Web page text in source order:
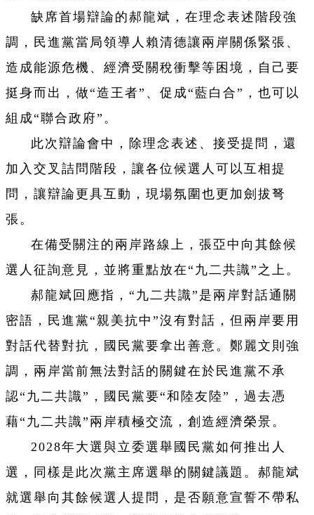
缺席首場辯論的郝龍斌，在理念表述階段強
調，民進黨當局領導人賴清德讓兩岸關係緊張、
造成能源危機、經濟受關稅衝擊等困境，自己要
挺身而出，做“造王者”、促成“藍白合”，也可以
組成“聯合政府”。
此次辯論會中，除理念表述、接受提問，還
加入交叉詰問階段，讓各位候選人可以互相提
問，讓辯論更具互動，現場氛圍也更加劍拔弩
張。
在備受關注的兩岸路線上，張亞中向其餘候
選人征詢意見，並將重點放在“九二共識”之上。
郝龍斌回應指，“九二共識”是兩岸對話通關
密語，民進黨“親美抗中”沒有對話，但兩岸要用
對話代替對抗，國民黨要拿出善意。鄭麗文則強
調，兩岸當前無法對話的關鍵在於民進黨不承
認“九二共識”，國民黨要“和陸友陸”，過去憑
藉“九二共識”兩岸積極交流，創造經濟榮景。
2028年大選與立委選舉國民黨如何推出人
選，同樣是此次黨主席選舉的關鍵議題。郝龍斌
就選舉向其餘候選人提問，是否願意宣誓不帶私